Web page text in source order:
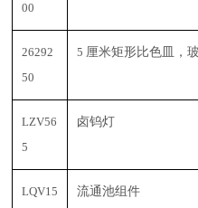
00
26292
50
5 厘米矩形比色皿，
LZV56
5
卤钨灯
LQV15
流通池组件